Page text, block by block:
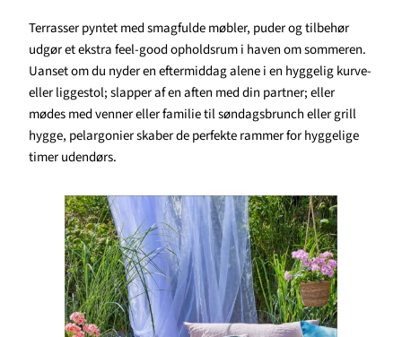
Terrasser pyntet med smagfulde møbler, puder og tilbehør
udgør et ekstra feel-good opholdsrum i haven om sommeren.
Uanset om du nyder en eftermiddag alene i en hyggelig kurve-
eller liggestol; slapper af en aften med din partner; eller
mødes med venner eller familie til søndagsbrunch eller grill
hygge, pelargonier skaber de perfekte rammer for hyggelige
timer udendørs.